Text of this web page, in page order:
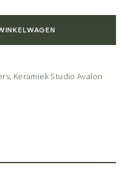
, Keramiek Studio Avalon